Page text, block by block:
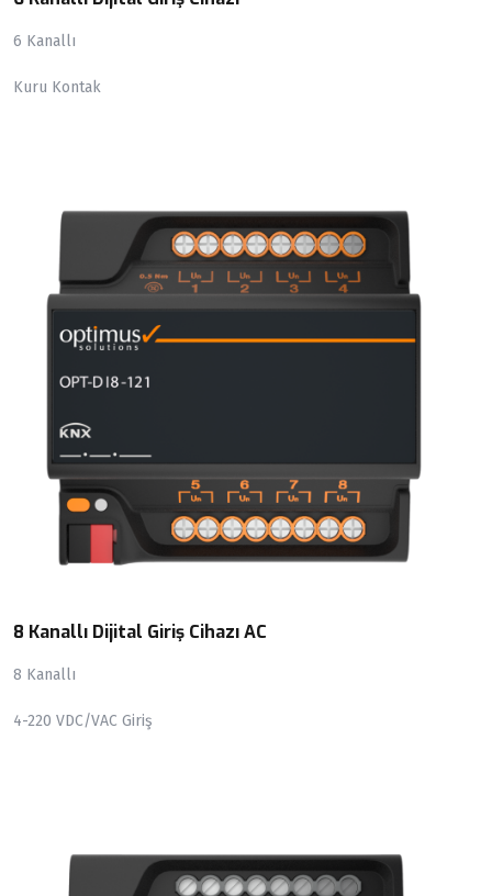
6 Kanallı
Kuru Kontak
8 Kanallı Dijital Giriş Cihazı AC
8 Kanallı
4-220 VDC/VAC Giriş